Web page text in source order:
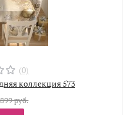
(0)
коллекция 573
899 руб.